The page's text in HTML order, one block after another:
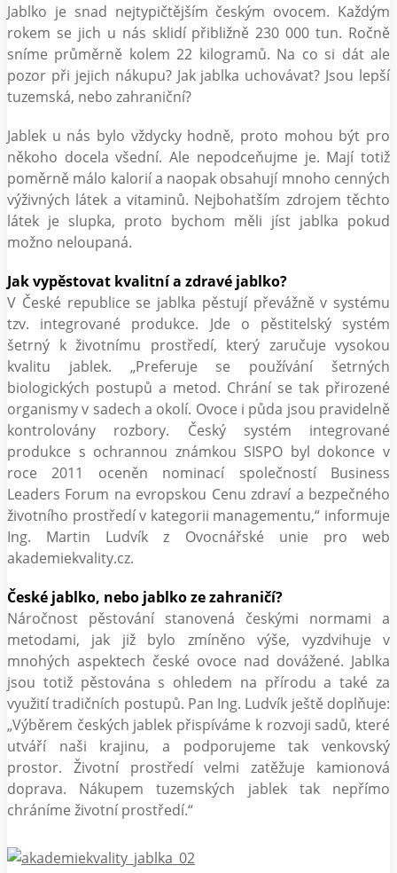
Jablko je snad nejtypičtějším českým ovocem. Každým
rokem se jich u nás sklidí přibližně 230 000 tun. Ročně
sníme průměrně kolem 22 kilogramů. Na co si dát ale
pozor při jejich nákupu? Jak jablka uchovávat? Jsou lepší
tuzemská, nebo zahraniční?
Jablek u nás bylo vždycky hodně, proto mohou být pro
někoho docela všední. Ale nepodceňujme je. Mají totiž
poměrně málo kalorií a naopak obsahují mnoho cenných
výživných látek a vitaminů. Nejbohatším zdrojem těchto
látek je slupka, proto bychom měli jíst jablka pokud
možno neloupaná.
Jak vypěstovat kvalitní a zdravé jablko?
V České republice se jablka pěstují převážně v systému
tzv. integrované produkce. Jde o pěstitelský systém
šetrný k životnímu prostředí, který zaručuje vysokou
kvalitu jablek. „Preferuje se používání šetrných
biologických postupů a metod. Chrání se tak přirozené
organismy v sadech a okolí. Ovoce i půda jsou pravidelně
kontrolovány rozbory. Český systém integrované
produkce s ochrannou známkou SISPO byl dokonce v
roce 2011 oceněn nominací společností Business
Leaders Forum na evropskou Cenu zdraví a bezpečného
životního prostředí v kategorii managementu,“ informuje
Ing. Martin Ludvík z Ovocnářské unie pro web
akademiekvality.cz.
České jablko, nebo jablko ze zahraničí?
Náročnost pěstování stanovená českými normami a
metodami, jak již bylo zmíněno výše, vyzdvihuje v
mnohých aspektech české ovoce nad dovážené. Jablka
jsou totiž pěstována s ohledem na přírodu a také za
využití tradičních postupů. Pan Ing. Ludvík ještě doplňuje:
„Výběrem českých jablek přispíváme k rozvoji sadů, které
utváří naši krajinu, a podporujeme tak venkovský
prostor. Životní prostředí velmi zatěžuje kamionová
doprava. Nákupem tuzemských jablek tak nepřímo
chráníme životní prostředí.“